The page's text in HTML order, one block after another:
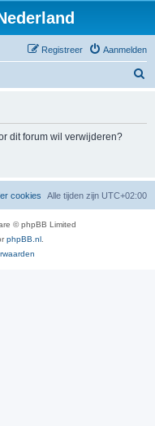
Aanmelden
Registreer
dit forum wil verwijderen?
Alle tijden zijn UTC+02:00
cookies
© phpBB Limited
phpBB.nl